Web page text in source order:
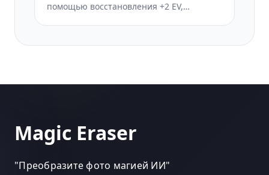
помощью восстановления +2 EV,
атмосферу вечеринки. Работает над
Magic Eraser
"Преобразите фото магией ИИ"